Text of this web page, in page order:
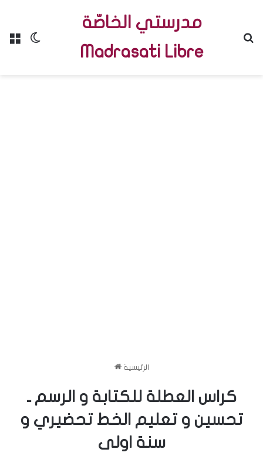
Menu
مدرستي الخاصّة
Madrasati Libre
الرئيسية
كراس العطلة للكتابة و الرسم ـ
تحسين و تعليم الخط تحضيري و
سنة اولى